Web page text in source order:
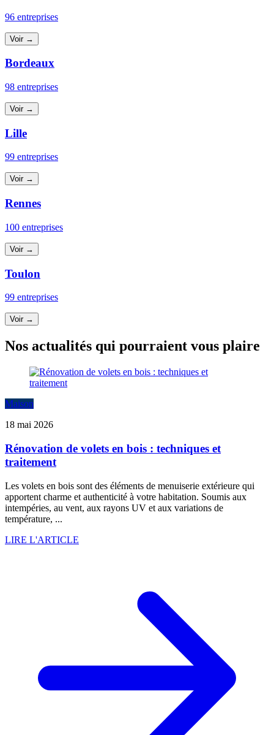
96 entreprises
Voir →
Bordeaux
98 entreprises
Voir →
Lille
99 entreprises
Voir →
Rennes
100 entreprises
Voir →
Toulon
99 entreprises
Voir →
Nos actualités qui pourraient vous plaire
Maison
18 mai 2026
Rénovation de volets en bois : techniques et
traitement
Les volets en bois sont des éléments de menuiserie extérieure qui
apportent charme et authenticité à votre habitation. Soumis aux
intempéries, au vent, aux rayons UV et aux variations de
température, ...
LIRE L'ARTICLE